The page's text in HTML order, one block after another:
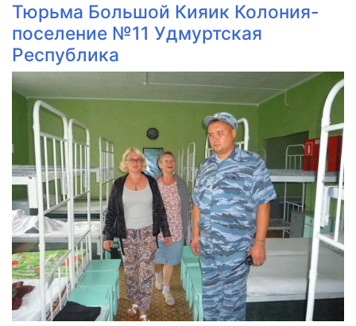
Тюрьма Большой Кияик Колония-
поселение №11 Удмуртская
Республика